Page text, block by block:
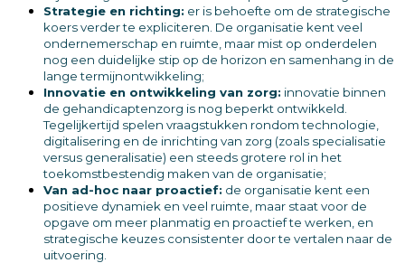
Strategie en richting: er is behoefte om de strategische
koers verder te expliciteren. De organisatie kent veel
ondernemerschap en ruimte, maar mist op onderdelen
nog een duidelijke stip op de horizon en samenhang in de
lange termijnontwikkeling;
Innovatie en ontwikkeling van zorg: innovatie binnen
de gehandicaptenzorg is nog beperkt ontwikkeld.
Tegelijkertijd spelen vraagstukken rondom technologie,
digitalisering en de inrichting van zorg (zoals specialisatie
versus generalisatie) een steeds grotere rol in het
toekomstbestendig maken van de organisatie;
Van ad-hoc naar proactief: de organisatie kent een
positieve dynamiek en veel ruimte, maar staat voor de
opgave om meer planmatig en proactief te werken, en
strategische keuzes consistenter door te vertalen naar de
uitvoering.